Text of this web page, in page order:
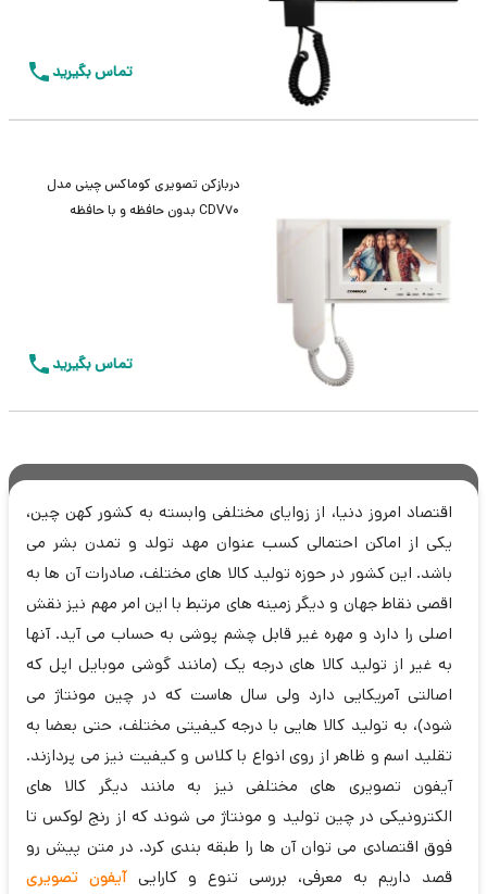
تماس بگیرید
دربازکن تصویری کوماکس چینی مدل
CDV70 بدون حافظه و با حافظه
تماس بگیرید
اقتصاد امروز دنیا، از زوایای مختلفی وابسته به کشور کهن چین،
یکی از اماکن احتمالی کسب عنوان مهد تولد و تمدن بشر می
باشد. این کشور در حوزه تولید کالا های مختلف، صادرات آن ها به
اقصی نقاط جهان و دیگر زمینه های مرتبط با این امر مهم نیز نقش
اصلی را دارد و مهره غیر قابل چشم پوشی به حساب می آید. آنها
به غیر از تولید کالا های درجه یک (مانند گوشی موبایل اپل که
اصالتی آمریکایی دارد ولی سال هاست که در چین مونتاژ می
شود)، به تولید کالا هایی با درجه کیفیتی مختلف، حتی بعضا به
تقلید اسم و ظاهر از روی انواع با کلاس و کیفیت نیز می پردازند.
آیفون تصویری های مختلفی نیز به مانند دیگر کالا های
الکترونیکی در چین تولید و مونتاژ می شوند که از رنج لوکس تا
فوق اقتصادی می توان آن ها را طبقه بندی کرد. در متن پیش رو
قصد داریم به معرفی، بررسی تنوع و کارایی آیفون تصویری